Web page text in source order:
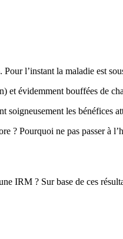
l’instant la maladie est
et évidemment bouffées de
les bénéfices
? Pourquoi ne pas passer à
IRM ? Sur base de ces